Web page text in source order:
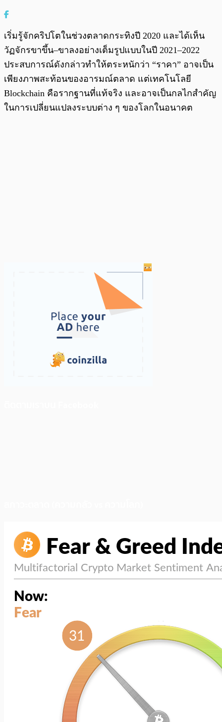
เริ่มรู้จักคริปโตในช่วงตลาดกระทิงปี 2020 และได้เห็น
วัฏจักรขาขึ้น–ขาลงอย่างเต็มรูปแบบในปี 2021–2022
ประสบการณ์ดังกล่าวทำให้ตระหนักว่า “ราคา” อาจเป็น
เพียงภาพสะท้อนของอารมณ์ตลาด แต่เทคโนโลยี
Blockchain คือรากฐานที่แท้จริง และอาจเป็นกลไกสำคัญ
ในการเปลี่ยนแปลงระบบต่าง ๆ ของโลกในอนาคต